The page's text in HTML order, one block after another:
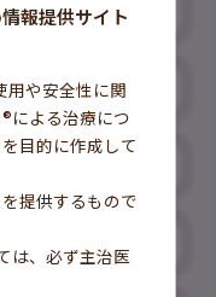
て
注意点
報提供サイト
用や安全性に関
による治療につ
目的に作成して
提供するもので
は、必ず主治医